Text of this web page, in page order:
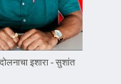
इशारा - सुशांत